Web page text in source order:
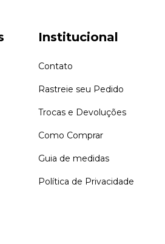
Institucional
Contato
Rastreie seu Pedido
Trocas e Devoluções
Como Comprar
Guia de medidas
Política de Privacidade